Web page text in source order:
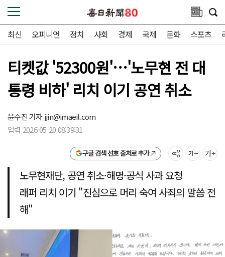
최신 오피니언 정치 사회 경제 국제 문화 스포츠
티켓값 '52300원'…'노무현 전 대
통령 비하' 리치 이기 공연 취소
윤수진 기자jjin@imaeil.com
입력 2026-05-20 08:39:31
구글 검색 선호 출처로 추가
노무현재단, 공연 취소·해명·공식 사과 요청
래퍼 리치 이기 "진심으로 머리 숙여 사죄의 말씀 전
해"